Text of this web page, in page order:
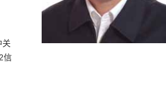
关
信